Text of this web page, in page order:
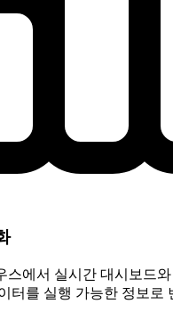
스에서 실시간 대시보드
터를 실행 가능한 정보로